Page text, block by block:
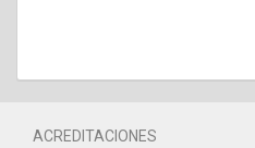
ACREDITACIONES